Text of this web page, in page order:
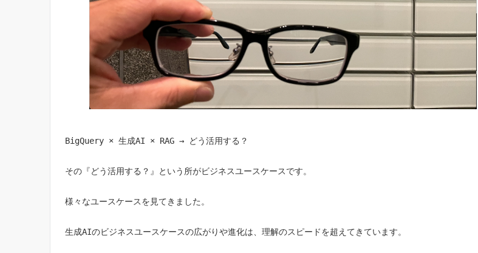
BigQuery × 生成AI × RAG → どう活用する？
その『どう活用する？』という所がビジネスユースケースです。
様々なユースケースを見てきました。
生成AIのビジネスユースケースの広がりや進化は、理解のスピードを超えてきています。